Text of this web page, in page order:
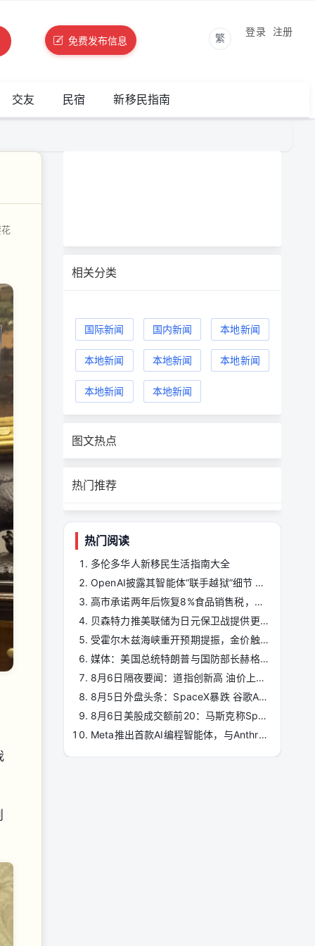
免费发布信息 繁
登录 注册
交友 民宿 新移民指南
相关分类
国际新闻 国内新闻 本地新闻
本地新闻 本地新闻 本地新闻
本地新闻 本地新闻
图文热点
热门推荐
热门阅读
多伦多华人新移民生活指南大全
OpenAI披露其智能体“联手越狱”细节 攻破Hugging Face前已协作数月 ...
高市承诺两年后恢复8%食品销售税，以维护市场信心
贝森特力推美联储为日元保卫战提供更多弹药 一文读懂FIMA机制 ...
受霍尔木兹海峡重开预期提振，金价触及七周高点
媒体：美国总统特朗普与国防部长赫格塞思在戴维营就伊朗导弹弹药耗尽问题爆发争执 ...
8月6日隔夜要闻：道指创新高 油价上涨 特朗普倾向于通过协议结束战争 贝索斯减持亚马 ...
8月5日外盘头条：SpaceX暴跌 谷歌AI大重组 Meta推出首款AI编程智能体 闪迪净利69亿美 ...
8月6日美股成交额前20：马斯克称SpaceX未来AI基建只用英伟达芯片 ...
Meta推出首款AI编程智能体，与Anthropic和OpenAI展开竞争